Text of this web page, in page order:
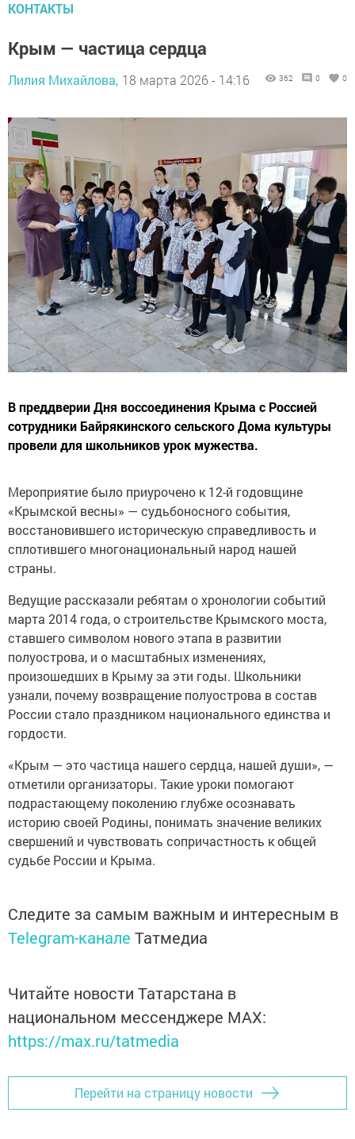
КОНТАКТЫ
Крым — частица сердца
Лилия Михайлова, 18 марта 2026 - 14:16 362 0 0
В преддверии Дня воссоединения Крыма с Россией
сотрудники Байрякинского сельского Дома культуры
провели для школьников урок мужества.
Мероприятие было приурочено к 12-й годовщине
«Крымской весны» — судьбоносного события,
восстановившего историческую справедливость и
сплотившего многонациональный народ нашей
страны.
Ведущие рассказали ребятам о хронологии событий
марта 2014 года, о строительстве Крымского моста,
ставшего символом нового этапа в развитии
полуострова, и о масштабных изменениях,
произошедших в Крыму за эти годы. Школьники
узнали, почему возвращение полуострова в состав
России стало праздником национального единства и
гордости.
«Крым — это частица нашего сердца, нашей души», —
отметили организаторы. Такие уроки помогают
подрастающему поколению глубже осознавать
историю своей Родины, понимать значение великих
свершений и чувствовать сопричастность к общей
судьбе России и Крыма.
Следите за самым важным и интересным в
Telegram-канале Татмедиа
Читайте новости Татарстана в
национальном мессенджере MАХ:
https://max.ru/tatmedia
Перейти на страницу новости